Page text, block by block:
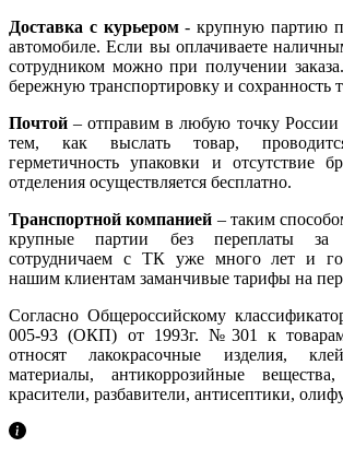
Доставка с курьером- крупную партию
автомобиле. Если вы оплачиваете
сотрудником можно при получении
бережную транспортировку и сохранность
Почтой – отправим в любую точку
тем, как выслать товар,
герметичность упаковки и отсутствие
отделения осуществляется бесплатно.
Транспортной компанией – таким
крупные партии без переплаты
сотрудничаем с ТК уже много лет и
нашим клиентам заманчивые тарифы на
Согласно Общероссийскому
005-93 (ОКП) от 1993г. №301 к
относят лакокрасочные изделия,
материалы, антикоррозийные
красители, разбавители, антисептики,